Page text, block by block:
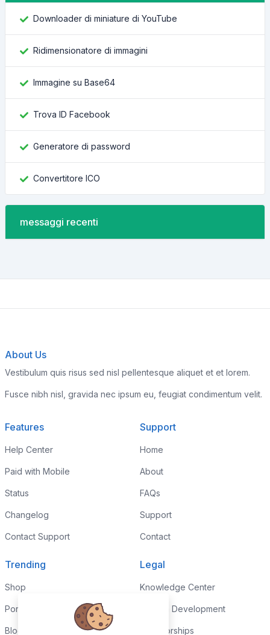
Downloader di miniature di YouTube
Ridimensionatore di immagini
Immagine su Base64
Trova ID Facebook
Generatore di password
Convertitore ICO
messaggi recenti
About Us
Vestibulum quis risus sed nisl pellentesque aliquet et et lorem.
Fusce nibh nisl, gravida nec ipsum eu, feugiat condimentum velit.
Features
Help Center
Paid with Mobile
Status
Changelog
Contact Support
Support
Home
About
FAQs
Support
Contact
Trending
Shop
Portfolio
Blog
Legal
Knowledge Center
Custom Development
Sponsorships